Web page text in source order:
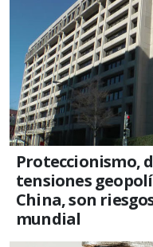
Proteccionismo,
tensiones
China, son
mundial